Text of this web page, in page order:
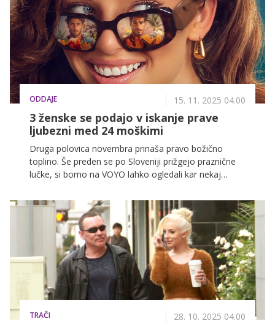
ODDAJE 15. 11. 2025 04.00
3 ženske se podajo v iskanje prave
ljubezni med 24 moškimi
Druga polovica novembra prinaša pravo božično
toplino. Še preden se po Sloveniji prižgejo praznične
lučke, si bomo na VOYO lahko ogledali kar nekaj
prihaja na VOYO!
TRAČI 28. 10. 2025 04.00